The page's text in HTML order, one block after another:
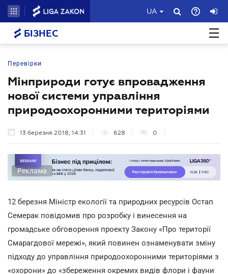
UA
БІЗНЕС
Перевірки
Мінприроди готує впровадження
нової системи управління
природоохоронними територіями
13 березня 2018, 14:31 628 0
Реклама
12 березня Міністр екології та природних ресурсів Остап
Семерак повідомив про розробку і винесення на
громадське обговорення проекту Закону «Про території
Смарагдової мережі», який повинен ознаменувати зміну
підходу до управління природоохоронними територіями з
«охорони» до «збереження окремих видів флори і фауни